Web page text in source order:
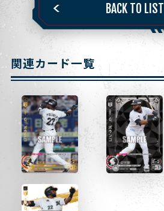
BACK TO LIST
関連カード一覧